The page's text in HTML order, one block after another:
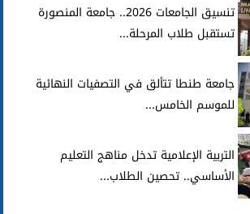
تنسيق الجامعات 2026.. جامعة المنصورة
تستقبل طلاب المرحلة...
جامعة طنطا تتألق في التصفيات النهائية
للموسم الخامس...
التربية الإعلامية تدخل مناهج التعليم
الأساسي.. تحصين الطلاب...